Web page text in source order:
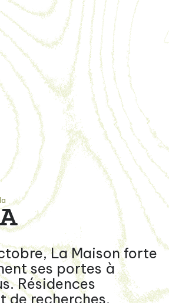
La Maison forte
ses portes à
Résidences
de recherches,